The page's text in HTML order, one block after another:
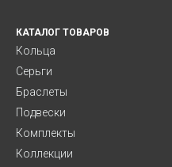
КАТАЛОГ ТОВАРОВ
Кольца
Серьги
Браслеты
Подвески
Комплекты
Коллекции